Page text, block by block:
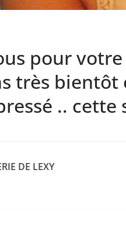
pour
très bientôt
.. cette
DE LEXY